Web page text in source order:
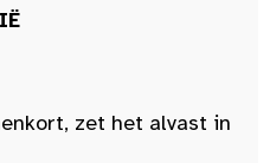
zet het alvast in